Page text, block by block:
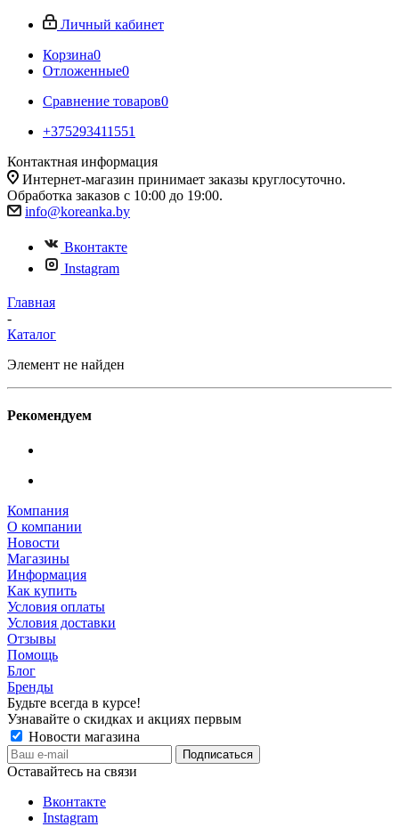
Личный кабинет
Корзина0
Отложенные0
Сравнение товаров0
+375293411551
Контактная информация
Интернет-магазин принимает заказы круглосуточно.
Обработка заказов с 10:00 до 19:00.
info@koreanka.by
Вконтакте
Instagram
Главная
-
Каталог
Элемент не найден
Рекомендуем
Компания
О компании
Новости
Магазины
Информация
Как купить
Условия оплаты
Условия доставки
Отзывы
Помощь
Блог
Бренды
Будьте всегда в курсе!
Узнавайте о скидках и акциях первым
Новости магазина
Оставайтесь на связи
Вконтакте
Instagram